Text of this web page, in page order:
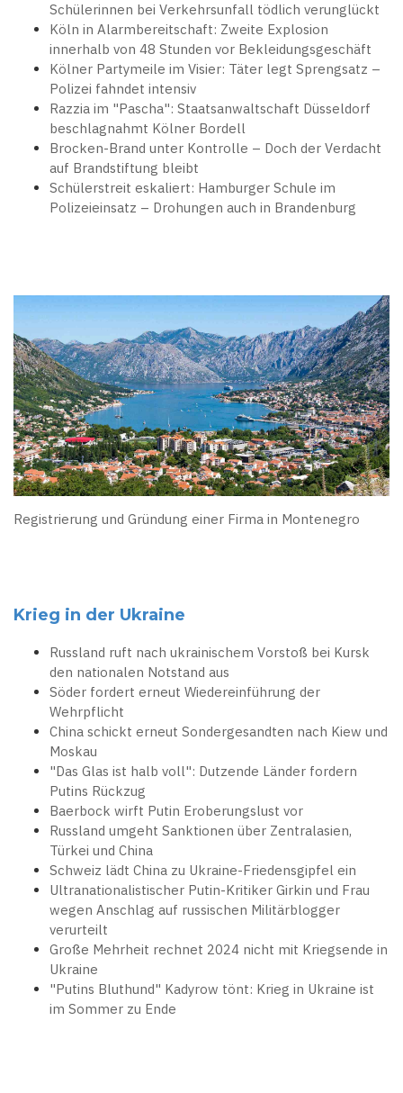
Schülerinnen bei Verkehrsunfall tödlich verunglückt
Köln in Alarmbereitschaft: Zweite Explosion
innerhalb von 48 Stunden vor Bekleidungsgeschäft
Kölner Partymeile im Visier: Täter legt Sprengsatz –
Polizei fahndet intensiv
Razzia im "Pascha": Staatsanwaltschaft Düsseldorf
beschlagnahmt Kölner Bordell
Brocken-Brand unter Kontrolle – Doch der Verdacht
auf Brandstiftung bleibt
Schülerstreit eskaliert: Hamburger Schule im
Polizeieinsatz – Drohungen auch in Brandenburg
Registrierung und Gründung einer Firma in Montenegro
Krieg in der Ukraine
Russland ruft nach ukrainischem Vorstoß bei Kursk
den nationalen Notstand aus
Söder fordert erneut Wiedereinführung der
Wehrpflicht
China schickt erneut Sondergesandten nach Kiew und
Moskau
"Das Glas ist halb voll": Dutzende Länder fordern
Putins Rückzug
Baerbock wirft Putin Eroberungslust vor
Russland umgeht Sanktionen über Zentralasien,
Türkei und China
Schweiz lädt China zu Ukraine-Friedensgipfel ein
Ultranationalistischer Putin-Kritiker Girkin und Frau
wegen Anschlag auf russischen Militärblogger
verurteilt
Große Mehrheit rechnet 2024 nicht mit Kriegsende in
Ukraine
"Putins Bluthund" Kadyrow tönt: Krieg in Ukraine ist
im Sommer zu Ende